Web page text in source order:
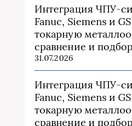
Интеграция ЧПУ-
Fanuc, Siemens и
токарную
сравнение и подбор
31.07.2026
Интеграция ЧПУ-
Fanuc, Siemens и
токарную
сравнение и подбор